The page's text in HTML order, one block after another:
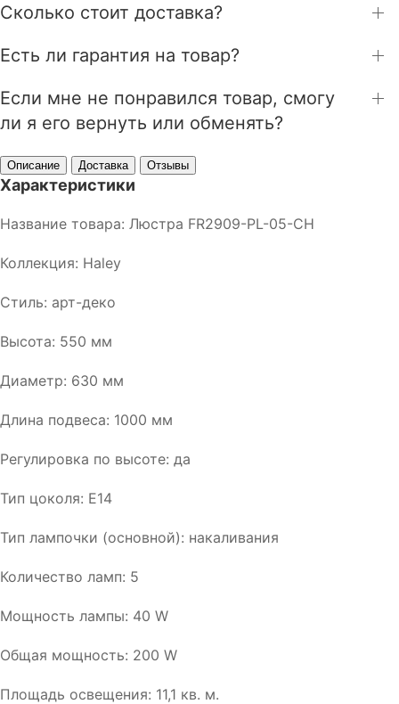
Сколько стоит доставка?
Есть ли гарантия на товар?
Если мне не понравился товар, смогу
ли я его вернуть или обменять?
Описание Доставка Отзывы
Характеристики
Название товара: Люстра FR2909-PL-05-CH
Коллекция: Haley
Стиль: арт-деко
Высота: 550 мм
Диаметр: 630 мм
Длина подвеса: 1000 мм
Регулировка по высоте: да
Тип цоколя: E14
Тип лампочки (основной): накаливания
Количество ламп: 5
Мощность лампы: 40 W
Общая мощность: 200 W
Площадь освещения: 11,1 кв. м.